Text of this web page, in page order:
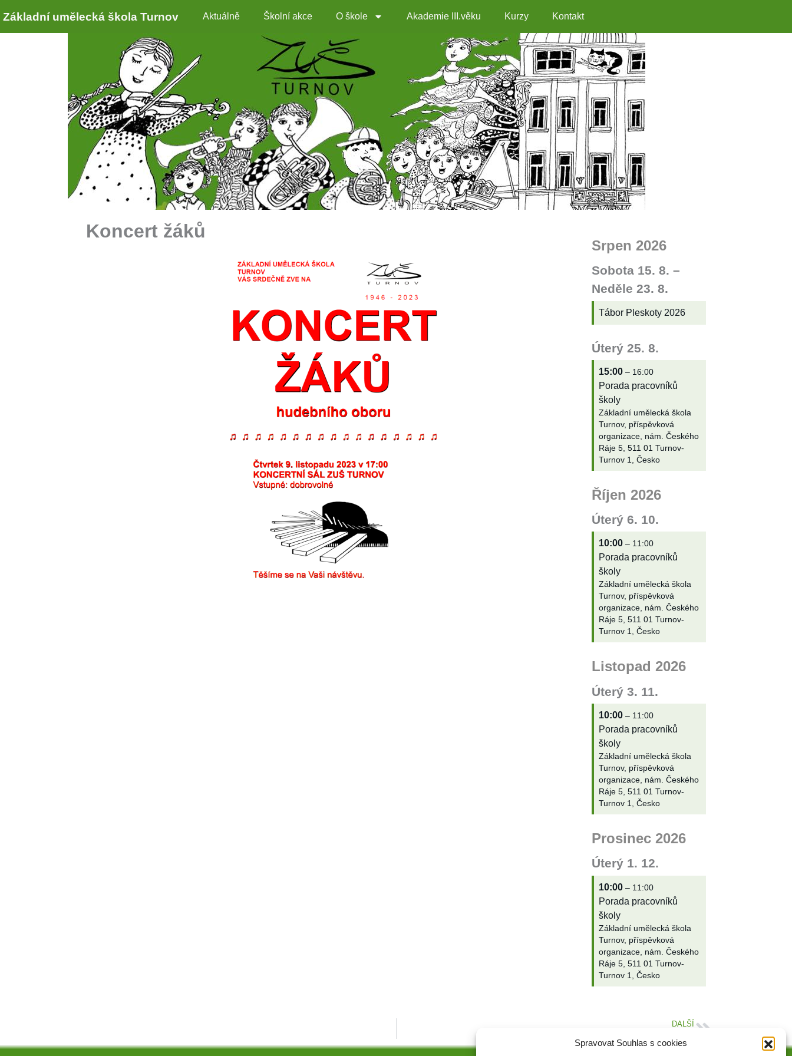
Spravovat Souhlas s cookies
Základní umělecká škola Turnov Aktuálně Školní akce O škole Akademie III.věku Kurzy Kontakt
Koncert žáků
Srpen 2026
Sobota 15. 8. –
Neděle 23. 8.
Tábor Pleskoty 2026
Úterý 25. 8.
15:00 – 16:00
Porada pracovníků
školy
Základní umělecká škola
Turnov, příspěvková
organizace, nám. Českého
Ráje 5, 511 01 Turnov-
Turnov 1, Česko
Říjen 2026
Úterý 6. 10.
10:00 – 11:00
Porada pracovníků
školy
Základní umělecká škola
Turnov, příspěvková
organizace, nám. Českého
Ráje 5, 511 01 Turnov-
Turnov 1, Česko
Listopad 2026
Úterý 3. 11.
10:00 – 11:00
Porada pracovníků
školy
Základní umělecká škola
Turnov, příspěvková
organizace, nám. Českého
Ráje 5, 511 01 Turnov-
Turnov 1, Česko
Prosinec 2026
Úterý 1. 12.
10:00 – 11:00
Porada pracovníků
školy
Základní umělecká škola
Turnov, příspěvková
organizace, nám. Českého
Ráje 5, 511 01 Turnov-
Turnov 1, Česko
DALŠÍ